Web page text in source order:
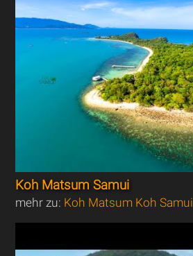
Koh Matsum Samui
mehr zu: Koh Matsum Koh Samui